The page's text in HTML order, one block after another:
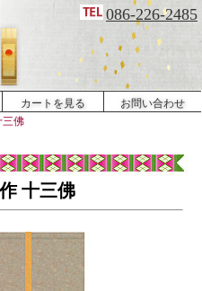
086-226-2485
カートを見る
お問い合わせ
三佛
十三佛